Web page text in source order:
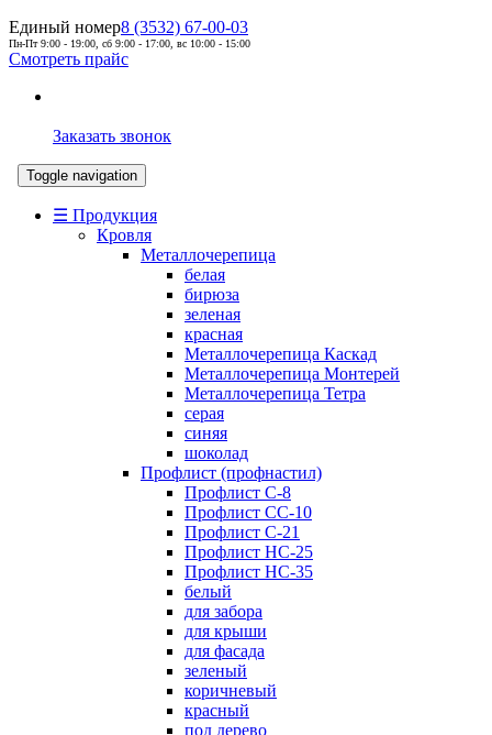
Единый номер8 (3532) 67-00-03
Пн-Пт 9:00 - 19:00, сб 9:00 - 17:00, вс 10:00 - 15:00
Смотреть прайс
Заказать звонок
Toggle navigation
☰ Продукция
Кровля
Металлочерепица
белая
бирюза
зеленая
красная
Металлочерепица Каскад
Металлочерепица Монтерей
Металлочерепица Тетра
серая
синяя
шоколад
Профлист (профнастил)
Профлист С-8
Профлист СС-10
Профлист C-21
Профлист НС-25
Профлист НС-35
белый
для забора
для крыши
для фасада
зеленый
коричневый
красный
под дерево